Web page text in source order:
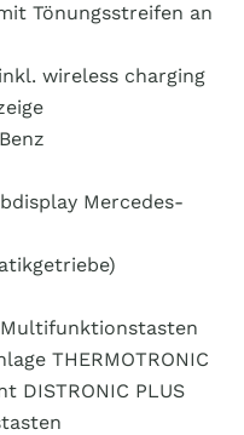
Tönungsstreifen an
wireless charging
Mercedes-
THERMOTRONIC
DISTRONIC PLUS